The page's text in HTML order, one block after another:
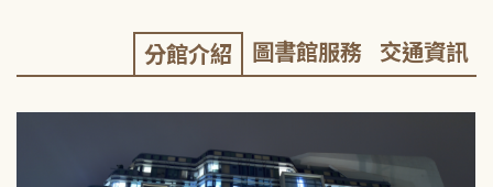
分館介紹 圖書館服務 交通資訊